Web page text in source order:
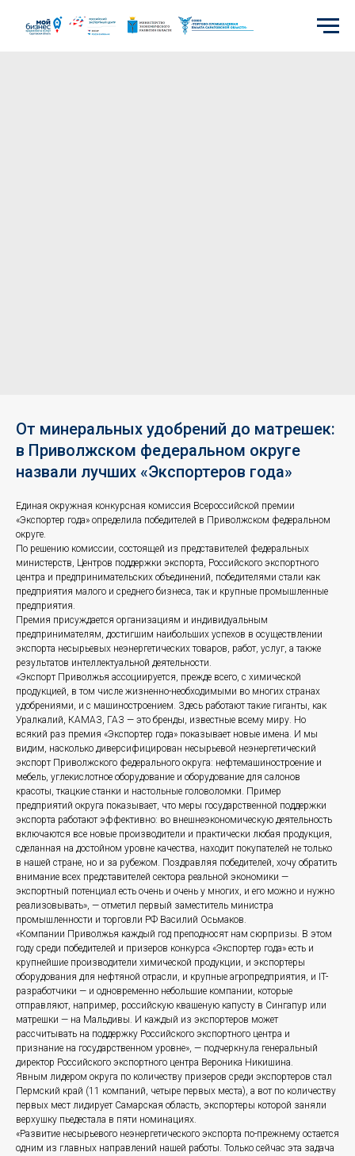
От минеральных удобрений до матрешек:
в Приволжском федеральном округе
назвали лучших «Экспортеров года»
Единая окружная конкурсная комиссия Всероссийской премии
«Экспортер года» определила победителей в Приволжском федеральном
округе.
По решению комиссии, состоящей из представителей федеральных
министерств, Центров поддержки экспорта, Российского экспортного
центра и предпринимательских объединений, победителями стали как
предприятия малого и среднего бизнеса, так и крупные промышленные
предприятия.
Премия присуждается организациям и индивидуальным
предпринимателям, достигшим наибольших успехов в осуществлении
экспорта несырьевых неэнергетических товаров, работ, услуг, а также
результатов интеллектуальной деятельности.
«Экспорт Приволжья ассоциируется, прежде всего, с химической
продукцией, в том числе жизненно-необходимыми во многих странах
удобрениями, и с машиностроением. Здесь работают такие гиганты, как
Уралкалий, КАМАЗ, ГАЗ — это бренды, известные всему миру. Но
всякий раз премия «Экспортер года» показывает новые имена. И мы
видим, насколько диверсифицирован несырьевой неэнергетический
экспорт Приволжского федерального округа: нефтемашиностроение и
мебель, углекислотное оборудование и оборудование для салонов
красоты, ткацкие станки и настольные головоломки. Пример
предприятий округа показывает, что меры государственной поддержки
экспорта работают эффективно: во внешнеэкономическую деятельность
включаются все новые производители и практически любая продукция,
сделанная на достойном уровне качества, находит покупателей не только
в нашей стране, но и за рубежом. Поздравляя победителей, хочу обратить
внимание всех представителей сектора реальной экономики —
экспортный потенциал есть очень и очень у многих, и его можно и нужно
реализовывать», — отметил первый заместитель министра
промышленности и торговли РФ Василий Осьмаков.
«Компании Приволжья каждый год преподносят нам сюрпризы. В этом
году среди победителей и призеров конкурса «Экспортер года» есть и
крупнейшие производители химической продукции, и экспортеры
оборудования для нефтяной отрасли, и крупные агропредприятия, и IT-
разработчики — и одновременно небольшие компании, которые
отправляют, например, российскую квашеную капусту в Сингапур или
матрешки — на Мальдивы. И каждый из экспортеров может
рассчитывать на поддержку Российского экспортного центра и
признание на государственном уровне», — подчеркнула генеральный
директор Российского экспортного центра Вероника Никишина.
Явным лидером округа по количеству призеров среди экспортеров стал
Пермский край (11 компаний, четыре первых места), а вот по количеству
первых мест лидирует Самарская область, экспортеры которой заняли
верхушку пьедестала в пяти номинациях.
«Развитие несырьевого неэнергетического экспорта по-прежнему остается
одним из главных направлений нашей работы. Только сейчас эта задача